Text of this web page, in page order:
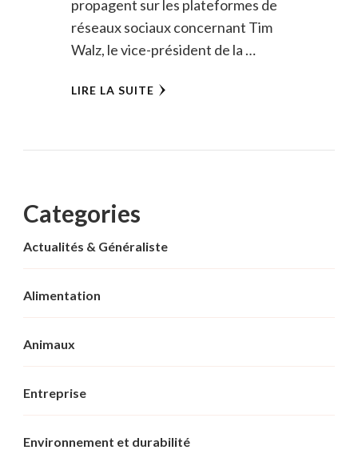
propagent sur les plateformes de
réseaux sociaux concernant Tim
Walz, le vice-président de la …
LIRE LA SUITE
Categories
Actualités & Généraliste
Alimentation
Animaux
Entreprise
Environnement et durabilité